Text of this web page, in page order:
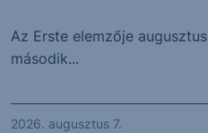
Az Erste elemzője
második...
2026. augusztus 7.